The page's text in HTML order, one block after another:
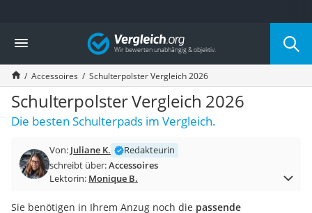
Die beliebtesten Vergleiche nach Kategorie
Mode
Boxershorts
Cellulite-Leggings
Herrensocken
Polarisierte Sonnenbrille
Hausschuhe Herren
Suunto-Uhr
Überzieh-Sonnenbrille
Sneaker Herren
Vergleich
Accessoires Schulterpolster Vergleich 2026
Schulterpolster Vergleich 2026
Die besten Schulterpads im Vergleich.
Von: Juliane K.
Redakteurin
schreibt über:Accessoires
Lektorin: Monique B.
Sie benötigen in Ihrem Anzug noch die passende